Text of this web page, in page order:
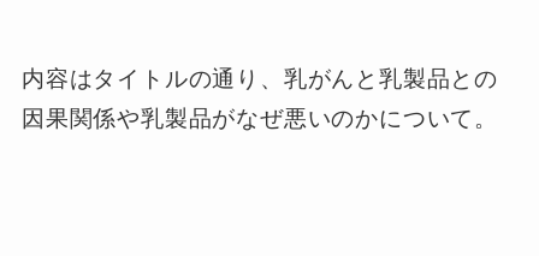
内容はタイトルの通り、乳がんと乳製品との
因果関係や乳製品がなぜ悪いのかについて。